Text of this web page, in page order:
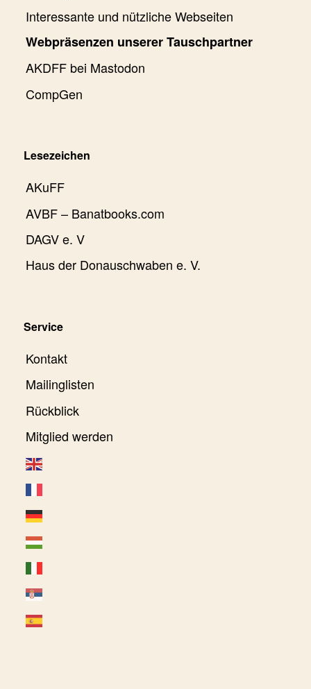
Interessante und nützliche Webseiten
Webpräsenzen unserer Tauschpartner
AKDFF bei Mastodon
CompGen
Lesezeichen
AKuFF
AVBF – Banatbooks.com
DAGV e. V
Haus der Donauschwaben e. V.
Service
Kontakt
Mailinglisten
Rückblick
Mitglied werden